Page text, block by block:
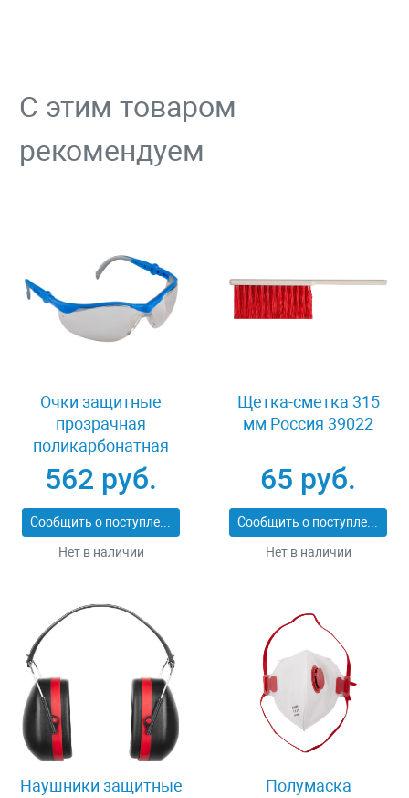
С этим товаром
рекомендуем
Очки защитные
прозрачная
поликарбонатная
монолинза ЗУБР
ЭКСПЕРТ 110310
562 руб.
Сообщить о поступлении
Нет в наличии
Щетка-сметка 315
мм Россия 39022
65 руб.
Сообщить о поступлении
Нет в наличии
Наушники защитные Полумаска